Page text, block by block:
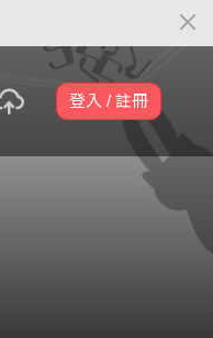
登入 / 註冊